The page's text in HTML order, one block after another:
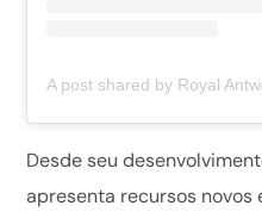
Desde seu
apresenta recursos novos